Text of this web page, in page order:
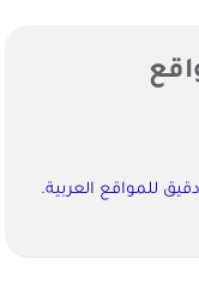
للمواقع العربية.